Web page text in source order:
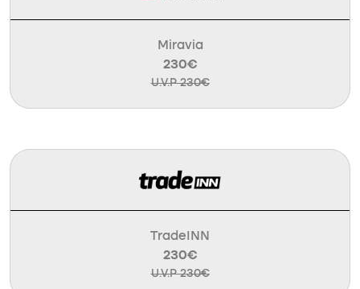
Miravia
230€
U.V.P 230€
TradeINN
230€
U.V.P 230€